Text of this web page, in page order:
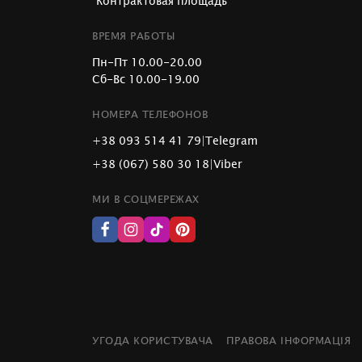
ВРЕМЯ РАБОТЫ
Пн-Пт 10.00-20.00
Сб-Вс 10.00-19.00
НОМЕРА ТЕЛЕФОНОВ
+38 093 514 41 79|Telegram
+38 (067) 580 30 18|Viber
МИ В СОЦМЕРЕЖАХ
УГОДА КОРИСТУВАЧА ПРАВОВА ІНФОРМАЦІЯ